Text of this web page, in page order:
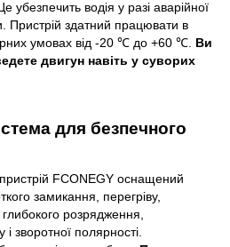
убезпечить водія у разі аварійної
Пристрій здатний працювати в
умовах від -20 ℃ до +60 ℃. Ви
двигун навіть у суворих
для безпечного
FCONEGY оснащений
замикання, перегріву,
розрядження,
зворотної полярності.